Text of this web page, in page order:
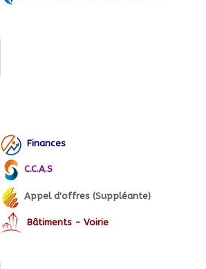
Finances
C.C.A.S
Appel d'offres (Suppléante)
Bâtiments - Voirie